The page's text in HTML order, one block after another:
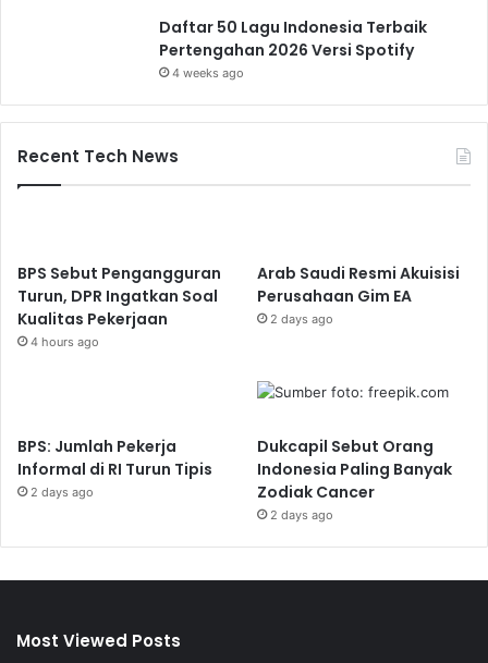
Daftar 50 Lagu Indonesia Terbaik
Pertengahan 2026 Versi Spotify
4 weeks ago
Recent Tech News
BPS Sebut Pengangguran
Turun, DPR Ingatkan Soal
Kualitas Pekerjaan
4 hours ago
Arab Saudi Resmi Akuisisi
Perusahaan Gim EA
2 days ago
BPS: Jumlah Pekerja
Informal di RI Turun Tipis
2 days ago
Dukcapil Sebut Orang
Indonesia Paling Banyak
Zodiak Cancer
2 days ago
Most Viewed Posts